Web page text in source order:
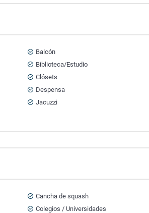
Balcón
Biblioteca/Estudio
Clósets
Despensa
Jacuzzi
Cancha de squash
Colegios / Universidades